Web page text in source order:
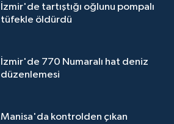
İzmir'de tartıştığı oğlunu pompalı
tüfekle öldürdü
İzmir'de 770 Numaralı hat deniz
düzenlemesi
Manisa'da kontrolden çıkan